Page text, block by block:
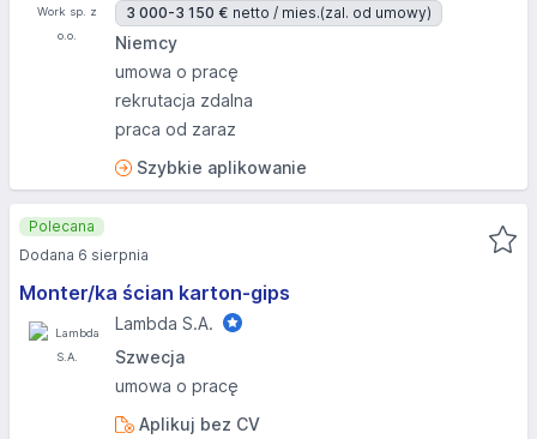
3 000-3 150 € netto / mies.(zal. od umowy)
Niemcy
umowa o pracę
rekrutacja zdalna
praca od zaraz
Szybkie aplikowanie
Monter/ka ścian karton-gips
Lambda S.A.
Szwecja
umowa o pracę
Aplikuj bez CV
Polecana
Dodana 6 sierpnia